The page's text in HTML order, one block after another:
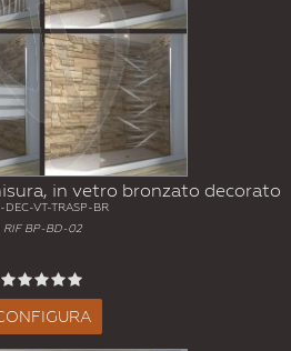
in vetro bronzato decorato
DEC-VT-TRASP-BR
RIF BP-BD-02